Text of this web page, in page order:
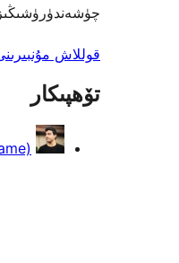
قوللاش
تۆھپىكار